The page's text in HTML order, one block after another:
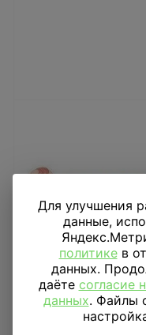
Наклейка "Еду
сынулей!",
Для улучшения
данные,
политикев
данных.
даёте согласие
данных. Файлы